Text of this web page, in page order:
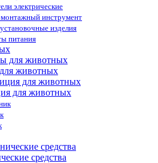
электрические
инструмент
изделия
питания
животных
для животных
средства